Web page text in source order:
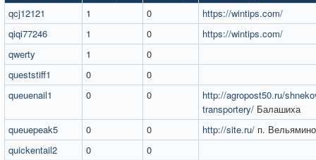
qcj12121
1 0
https://wintips.com/
qiqi77246
1 0
https://wintips.com/
qwerty
1
0
queststiff1
0
0
queuenail1
0 0
http://agropost50.ru/
transportery/ Балашиха
queuepeak5
0 0 http://site.ru/ п.
quickentail2
0
0